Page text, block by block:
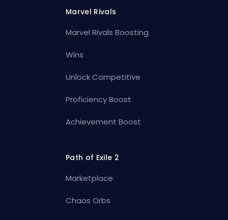
Marvel Rivals
Marvel Rivals Boosting
Wins
Unlock Competitive
Proficiency Boost
Achievement Boost
Path of Exile 2
Marketplace
Chaos Orbs